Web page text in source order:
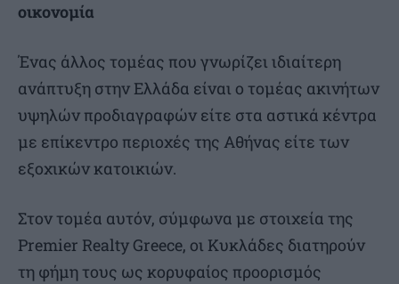
οικονομία
Ένας άλλος τομέας που γνωρίζει ιδιαίτερη
ανάπτυξη στην Ελλάδα είναι ο τομέας ακινήτων
υψηλών προδιαγραφών είτε στα αστικά κέντρα
με επίκεντρο περιοχές της Αθήνας είτε των
εξοχικών κατοικιών.
Στον τομέα αυτόν, σύμφωνα με στοιχεία της
Premier Realty Greece, οι Κυκλάδες διατηρούν
τη φήμη τους ως κορυφαίος προορισμός